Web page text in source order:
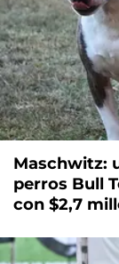
Maschwitz:
perros Bull
con $2,7